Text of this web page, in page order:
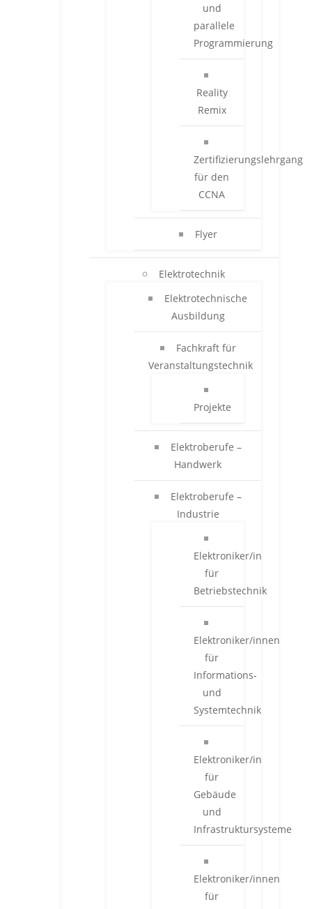
und
parallele
Programmierung
Reality
Remix
Zertifizierungslehrgang
für den
CCNA
Flyer
Elektrotechnik
Elektrotechnische
Ausbildung
Fachkraft für
Veranstaltungstechnik
Projekte
Elektroberufe –
Handwerk
Elektroberufe –
Industrie
Elektroniker/in
für
Betriebstechnik
Elektroniker/innen
für
Informations-
und
Systemtechnik
Elektroniker/in
für
Gebäude
und
Infrastruktursysteme
Elektroniker/innen
für